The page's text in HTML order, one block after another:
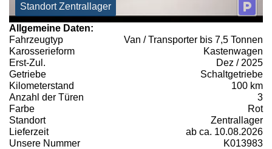
Standort Zentrallager
Allgemeine Daten:
Fahrzeugtyp
Van / Transporter bis 7,5 Tonnen
Karosserieform
Kastenwagen
Erst-Zul.
Dez / 2025
Getriebe
Schaltgetriebe
Kilometerstand
100 km
Anzahl der Türen
3
Farbe
Rot
Standort
Zentrallager
Lieferzeit
ab ca. 10.08.2026
Unsere Nummer
K013983